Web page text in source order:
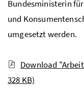
Bundesministerin
und
umgesetzt werden.
Download
328 KB)